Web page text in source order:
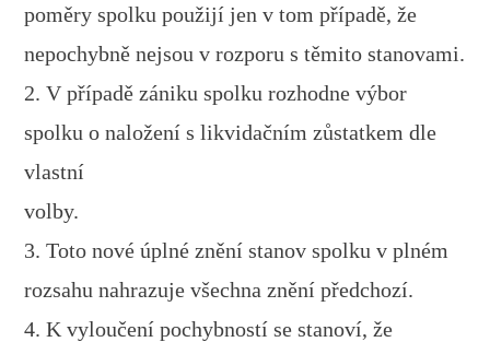
poměry spolku použijí jen v tom případě, že
nepochybně nejsou v rozporu s těmito stanovami.
2. V případě zániku spolku rozhodne výbor
spolku o naložení s likvidačním zůstatkem dle
vlastní
volby.
3. Toto nové úplné znění stanov spolku v plném
rozsahu nahrazuje všechna znění předchozí.
4. K vyloučení pochybností se stanoví, že